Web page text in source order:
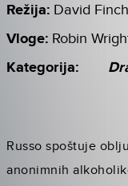
Režija: David
Vloge: Robin
Kategorija:
Russo spoštuje
anonimnih